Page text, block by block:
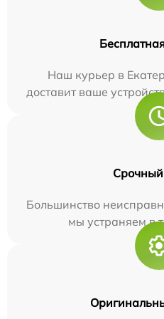
Наш курьер в
доставит ваше
Большинство
мы устраняем в